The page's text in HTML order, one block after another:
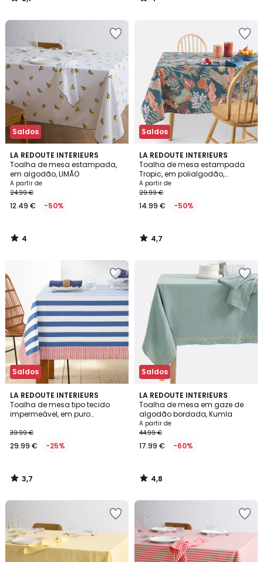
/
/
Saldos
LA REDOUTE INTERIEURS
Toalha de mesa estampada,
em algodão, LIMÃO
A partir de
24.99 €
12.49 € -50%
4
/
5
4
/
Saldos
LA REDOUTE INTERIEURS
Toalha de mesa estampada
Tropic, em polialgodão,
antinódoas
A partir de
29.99 €
14.99 € -50%
4,7
/ 5
4,7
/
Saldos
LA REDOUTE INTERIEURS
Toalha de mesa tipo tecido
impermeável, em puro
39.99 €
29.99 € -25%
3,7
/ 5
3,7
/
Saldos
LA REDOUTE INTERIEURS
Toalha de mesa em gaze de
algodão bordada, Kumla
A partir de
44.99 €
17.99 € -60%
4,8
/ 5
4,8
/